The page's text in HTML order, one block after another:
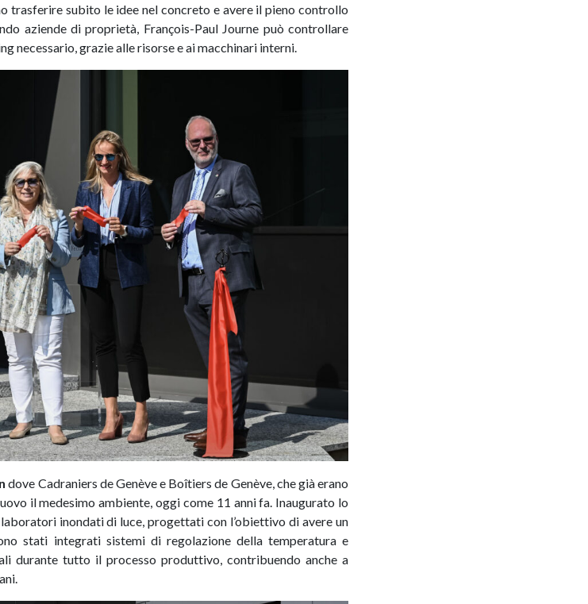
trasferire subito le idee nel concreto e avere il pieno controllo
aziende di proprietà, François-Paul Journe può controllare
necessario, grazie alle risorse e ai macchinari interni.
dove Cadraniers de Genève e Boîtiers de Genève, che già erano
il medesimo ambiente, oggi come 11 anni fa. Inaugurato lo
inondati di luce, progettati con l’obiettivo di avere un
stati integrati sistemi di regolazione della temperatura e
durante tutto il processo produttivo, contribuendo anche a